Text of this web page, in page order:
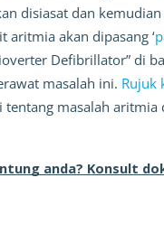
disiasat dan
aritmia akan dipasang ‘
Defibrillator” di
masalah ini. Rujuk
masalah aritmia
anda? Konsult